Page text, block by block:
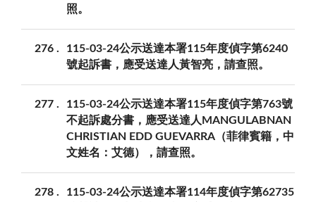
照。
276
115-03-24公示送達本署115年度偵字第6240
號起訴書，應受送達人黃智亮，請查照。
277
115-03-24公示送達本署115年度偵字第763號
不起訴處分書，應受送達人MANGULABNAN
CHRISTIAN EDD GUEVARRA（菲律賓籍，中
文姓名：艾德），請查照。
278
115-03-24公示送達本署114年度偵字第62735